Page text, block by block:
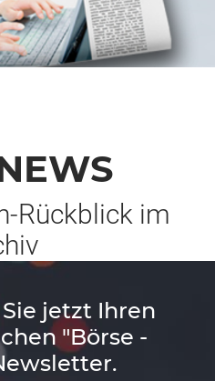
Rückblick im
jetzt Ihren
"Börse -